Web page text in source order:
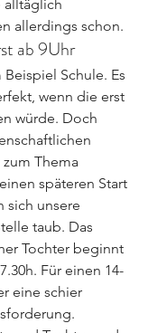
alltäglich
allerdings schon.
ab 9Uhr
Schule. Es
wenn die erst
würde. Doch
Thema
späteren Start
sich unsere
taub. Das
Tochter beginnt
Für einen 14-
eine schier